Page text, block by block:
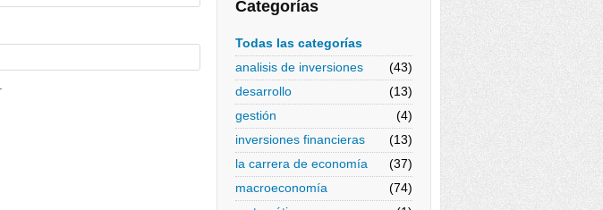
Categorías
Todas las categorías
analisis de inversiones
(43)
desarrollo
(13)
gestión
(4)
inversiones financieras
(13)
la carrera de economía
(37)
macroeconomía
(74)